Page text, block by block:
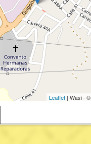
Leaflet | Wasi - ©